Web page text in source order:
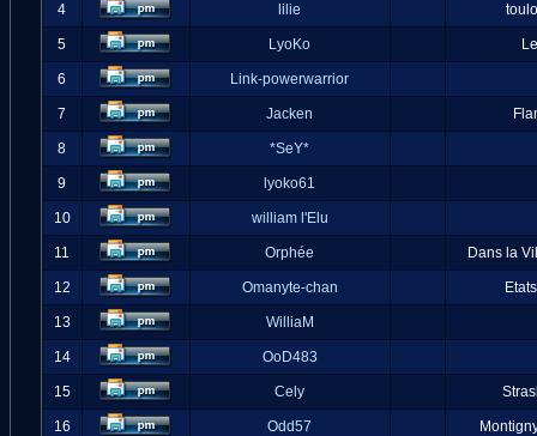
4 lilie
5 LyoKo
6 Link-powerwarrior
7 Jacken
8 *SeY*
9 lyoko61
10 william l'Elu
11 Orphée Dans la
12 Omanyte-chan
13 WilliaM
14 OoD483
15 Cely
16 Odd57